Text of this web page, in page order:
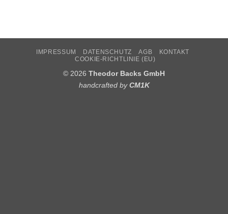
IMPRESSUM DATENSCHUTZ AGB
KONTAKT
COOKIE-RICHTLINIE (EU)
© 2026 Theodor Backs GmbH
handcrafted byCM1K